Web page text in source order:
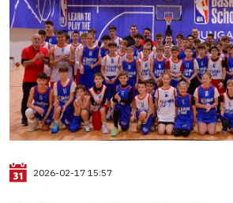
2026-02-17 15:57